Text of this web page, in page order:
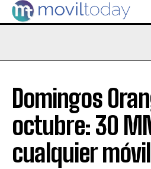
Domingos
octubre: 30
cualquier móvil